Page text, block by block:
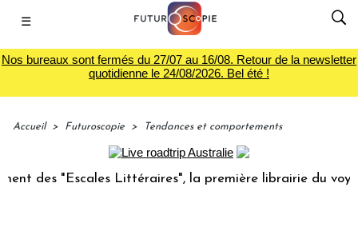
☰
Nos bureaux sont fermés du 27/07 au 16/08. Retour de la newsletter
quotidienne le 24/08/2026. Bel été !
Accueil > Futuroscopie > Tendances et comportements
"Escales Littéraires", la première librairie du voyage Le